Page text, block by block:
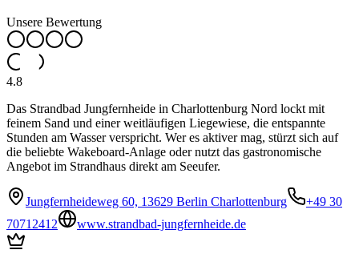
Unsere Bewertung
4.8
Das Strandbad Jungfernheide in Charlottenburg Nord lockt mit
feinem Sand und einer weitläufigen Liegewiese, die entspannte
Stunden am Wasser verspricht. Wer es aktiver mag, stürzt sich auf
die beliebte Wakeboard-Anlage oder nutzt das gastronomische
Angebot im Strandhaus direkt am Seeufer.
Jungfernheideweg 60, 13629 Berlin Charlottenburg
+49 30
70712412
www.strandbad-jungfernheide.de